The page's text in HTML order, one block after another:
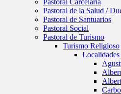
Pastoral Carcelaria
Pastoral de la Salud /
Pastoral de Santuarios
Pastoral Social
Pastoral de Turismo
Turismo Religioso
Localidades